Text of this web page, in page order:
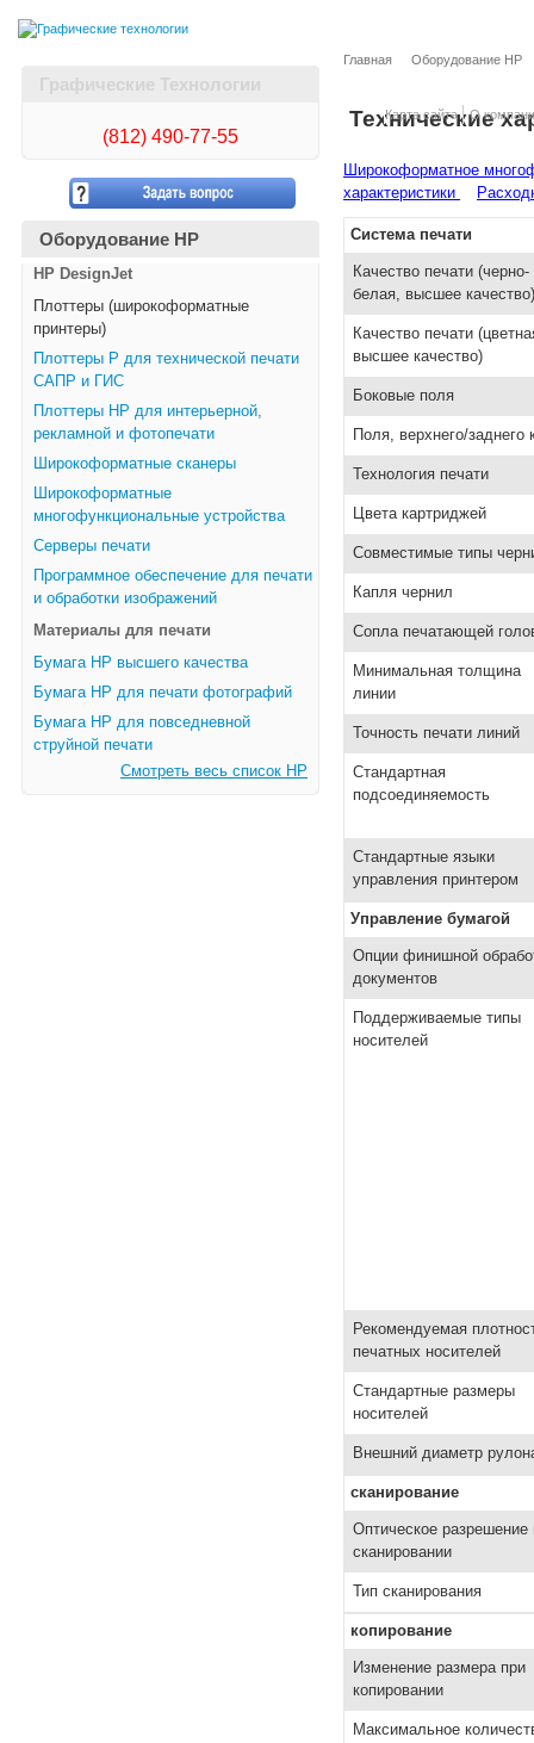
Карта сайта О
Графические Технологии
(812) 490-77-55
Оборудование HP
HP DesignJet
Плоттеры (широкоформатные
принтеры)
Плоттеры Р для технической печати
САПР и ГИС
Плоттеры НР для интерьерной,
рекламной и фотопечати
Широкоформатные сканеры
Широкоформатные
многофункциональные устройства
Серверы печати
Программное обеспечение для печати
и обработки изображений
Материалы для печати
Бумага HP высшего качества
Бумага HP для печати фотографий
Бумага HP для повседневной
струйной печати
Смотреть весь список HP
Главная Оборудование HP
Технические
Широкоформатное
характеристики
Система печати
Качество печати (черно-
белая, высшее качество)
Качество печати
высшее качество)
Боковые поля
Поля, верхнего/заднего
Технология печати
Цвета картриджей
Совместимые типы
Капля чернил
Сопла печатающей
Минимальная толщина
линии
Точность печати линий
Стандартная
подсоединяемость
Стандартные языки
управления принтером
Управление бумагой
Опции финишной
документов
Поддерживаемые типы
носителей
Рекомендуемая
печатных носителей
Стандартные размеры
носителей
Внешний диаметр
сканирование
Оптическое разрешение
сканировании
Тип сканирования
копирование
Изменение размера при
копировании
Максимальное